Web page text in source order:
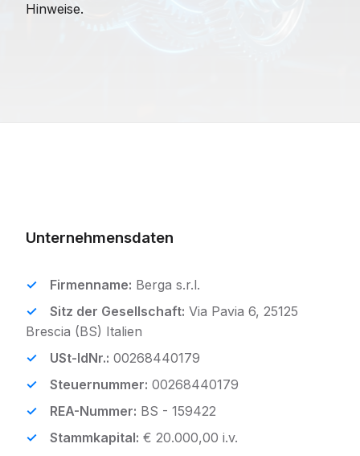
Hinweise.
Unternehmensdaten
Firmenname: Berga s.r.l.
Sitz der Gesellschaft: Via Pavia 6, 25125
Brescia (BS) Italien
USt-IdNr.: 00268440179
Steuernummer: 00268440179
REA-Nummer: BS - 159422
Stammkapital: € 20.000,00 i.v.